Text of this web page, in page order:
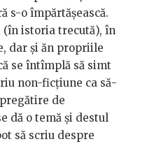
s-o împărtășească.
(în istoria trecută), în
dar și ăn propriile
se întîmplă să simt
non-ficțiune ca să-
de
dă o temă și destul
să scriu despre